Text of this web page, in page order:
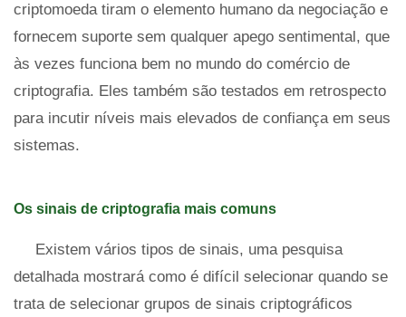
criptomoeda tiram o elemento humano da negociação e
fornecem suporte sem qualquer apego sentimental, que
às vezes funciona bem no mundo do comércio de
criptografia. Eles também são testados em retrospecto
para incutir níveis mais elevados de confiança em seus
sistemas.
Os sinais de criptografia mais comuns
Existem vários tipos de sinais, uma pesquisa
detalhada mostrará como é difícil selecionar quando se
trata de selecionar grupos de sinais criptográficos